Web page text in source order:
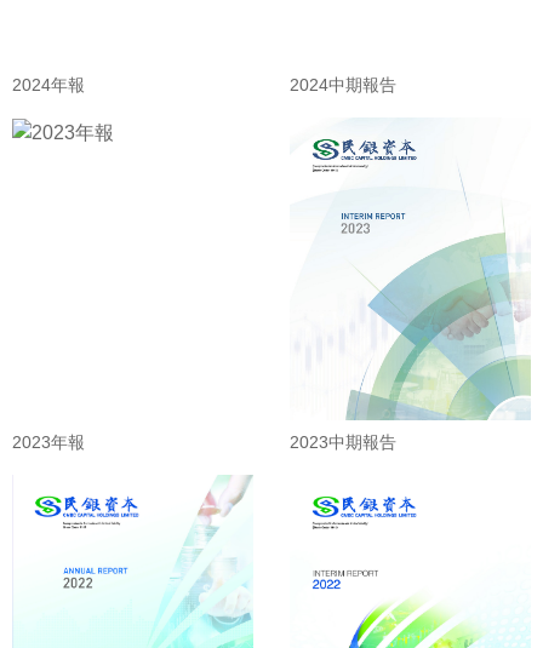
2024年報 2024中期報告
2023年報 2023中期報告